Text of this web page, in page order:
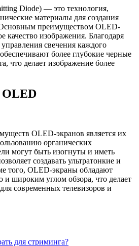
Diode) — это технология,
материалы для создания
преимуществом OLED-
качество изображения. Благодаря
свечения каждого
более глубокие черные
что делает изображение более
OLED-экранов является их
органических
могут быть изогнуты и иметь
создавать ультратонкие и
того, OLED-экраны обладают
и широким углом обзора, что делает
современных телевизоров и